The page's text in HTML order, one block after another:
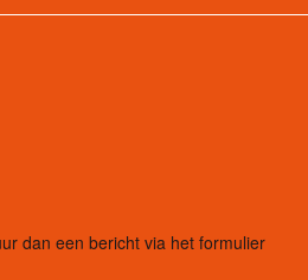
dan een bericht via het formulier